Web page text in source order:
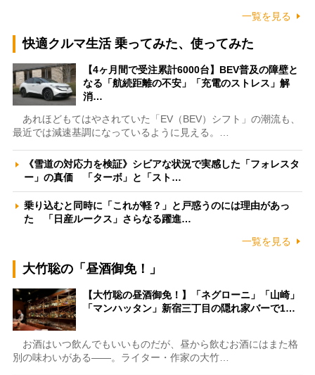
一覧を見る
快適クルマ生活 乗ってみた、使ってみた
【4ヶ月間で受注累計6000台】BEV普及の障壁と
なる「航続距離の不安」「充電のストレス」解
消…
あれほどもてはやされていた「EV（BEV）シフト」の潮流も、
最近では減速基調になっているように見える。…
《雪道の対応力を検証》シビアな状況で実感した「フォレスタ
ー」の真価 「ターボ」と「スト…
乗り込むと同時に「これが軽？」と戸惑うのには理由があっ
た 「日産ルークス」さらなる躍進…
一覧を見る
大竹聡の「昼酒御免！」
【大竹聡の昼酒御免！】「ネグローニ」「山崎」
「マンハッタン」新宿三丁目の隠れ家バーで1…
お酒はいつ飲んでもいいものだが、昼から飲むお酒にはまた格
別の味わいがある――。ライター・作家の大竹…